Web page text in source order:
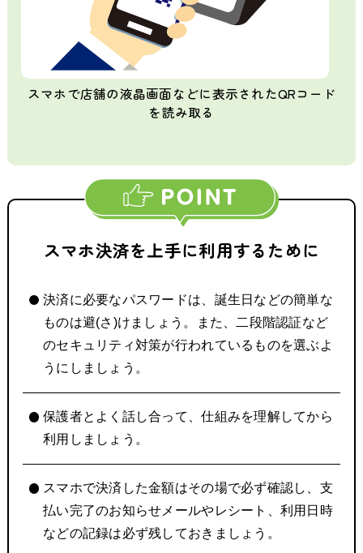
スマホで店舗の液晶画面などに表示されたQRコード
を読み取る
スマホ決済を上手に利用するために
決済に必要なパスワードは、誕生日などの簡単な
ものは避(さ)けましょう。また、二段階認証など
のセキュリティ対策が行われているものを選ぶよ
うにしましょう。
保護者とよく話し合って、仕組みを理解してから
利用しましょう。
スマホで決済した金額はその場で必ず確認し、支
払い完了のお知らせメールやレシート、利用日時
などの記録は必ず残しておきましょう。